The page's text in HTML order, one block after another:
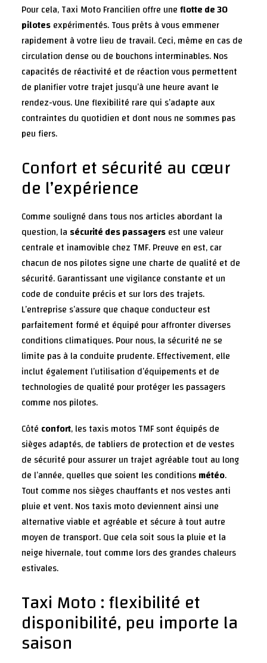
Pour cela, Taxi Moto Francilien offre uneflotte de 30
pilotesexpérimentés. Tous prêts à vous emmener
rapidement à votre lieu de travail. Ceci, même en cas de
circulation dense ou de bouchons interminables. Nos
capacités de réactivité et de réaction vous permettent
de planifier votre trajet jusqu’à une heure avant le
rendez-vous. Une flexibilité rare qui s’adapte aux
contraintes du quotidien et dont nous ne sommes pas
peu fiers.
Confort et sécurité au cœur
de l’expérience
Comme souligné dans tousnos articlesabordant la
question, la sécurité des passagersest une valeur
centrale et inamovible chez TMF. Preuve en est, car
chacun de nos pilotes signe une charte de qualité et de
sécurité. Garantissant une vigilance constante et un
code de conduite précis et sur lors des trajets.
L’entreprise s’assure que chaque conducteur est
parfaitement formé et équipé pour affronter diverses
conditions climatiques. Pour nous, la sécurité ne se
limite pas à la conduite prudente. Effectivement, elle
inclut également l’utilisation d’équipements et de
technologies de qualité pour protéger les passagers
comme nos pilotes.
Côté confort, les taxis motos TMF sont équipés de
sièges adaptés, de tabliers de protection et de vestes
de sécurité pour assurer un trajet agréable tout au long
de l’année, quelles que soient les conditionsmétéo.
Tout comme nos sièges chauffants et nos vestes anti
pluie et vent. Nos taxis moto deviennent ainsi une
alternative viable et agréable et sécure à tout autre
moyen de transport. Que cela soit sous la pluie et la
neige hivernale, tout comme lors des grandes chaleurs
estivales.
Taxi Moto : flexibilité et
disponibilité, peu importe la
saison